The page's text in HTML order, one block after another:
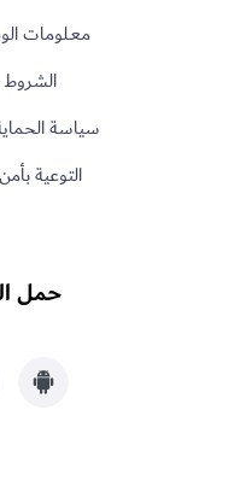
معـلومات
الشروط
سياسة
التوعية
حمل